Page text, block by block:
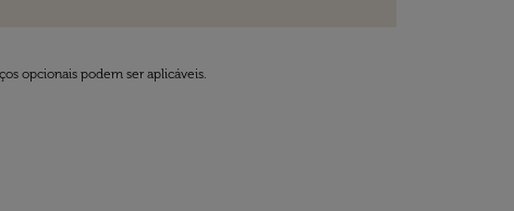
opcionais podem ser aplicáveis.